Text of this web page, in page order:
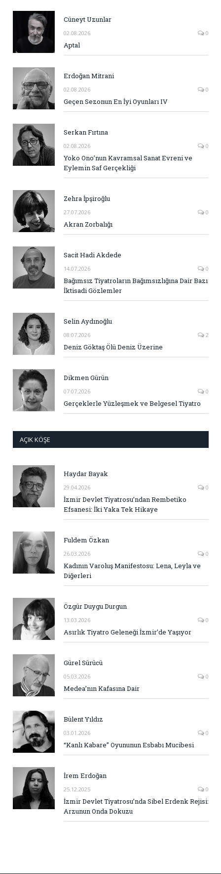
Cüneyt Uzunlar
02.08.2026 0
Aptal
Erdoğan Mitrani
02.08.2026 0
Geçen Sezonun En İyi Oyunları IV
Serkan Fırtına
02.08.2026 0
Yoko Ono’nun Kavramsal Sanat Evreni ve
Eylemin Saf Gerçekliği
Zehra İpşiroğlu
27.07.2026 0
Akran Zorbalığı
Sacit Hadi Akdede
14.07.2026 0
Bağımsız Tiyatroların Bağımsızlığına Dair Bazı
İktisadi Gözlemler
Selin Aydınoğlu
08.07.2026 2
Deniz Göktaş Ölü Deniz Üzerine
Dikmen Gürün
07.07.2026 0
Gerçeklerle Yüzleşmek ve Belgesel Tiyatro
AÇIK KÖŞE
Haydar Bayak
29.04.2026 0
İzmir Devlet Tiyatrosu’ndan Rembetiko
Efsanesi: İki Yaka Tek Hikaye
Fuldem Özkan
26.03.2026 0
Kadının Varoluş Manifestosu: Lena, Leyla ve
Diğerleri
Özgür Duygu Durgun
13.03.2026 0
Asırlık Tiyatro Geleneği İzmir’de Yaşıyor
Gürel Sürücü
05.03.2026 0
Medea’nın Kafasına Dair
Bülent Yıldız
03.01.2026 0
“Kanlı Kabare” Oyununun Esbabı Mucibesi
İrem Erdoğan
25.12.2025 0
İzmir Devlet Tiyatrosu’nda Sibel Erdenk Rejisi:
Arzunun Onda Dokuzu